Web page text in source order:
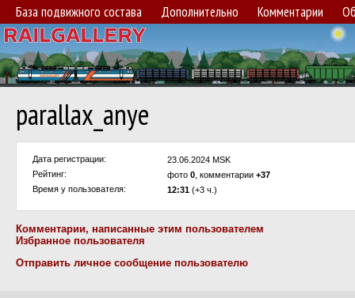
База подвижного состава Дополнительно Комментарии
parallax_anye
Дата регистрации:
23.06.2024 MSK
Рейтинг:
фото 0 , комментарии +37
Время у пользователя:
12:31 (+3 ч.)
Комментарии, написанные этим пользователем
Избранное пользователя
Отправить личное сообщение пользователю